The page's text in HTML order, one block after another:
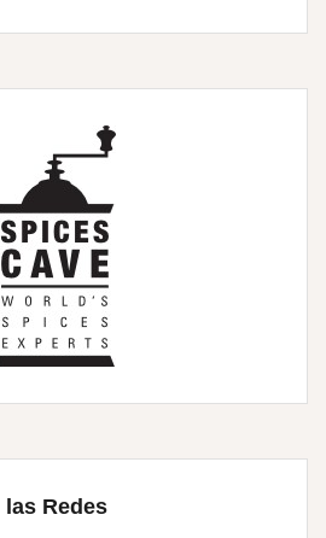
las Redes